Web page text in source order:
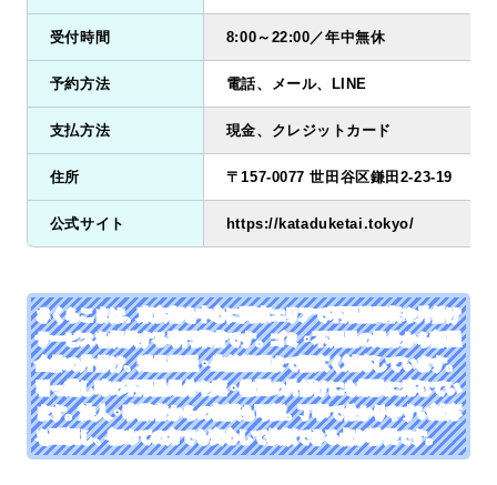
受付時間 8:00～22:00／年中無休
予約方法 電話、メール、LINE
支払方法 現金、クレジットカード
住所 〒157-0077 世田谷区鎌田2-23-19
公式サイト https://kataduketai.tokyo/
さくらこまは、東京都を中心に関東エリアで不用品回収や片付け
サービスを提供する専門業者です。ゴミ・不用品の処分から部屋
全体の片付け、遺品整理・生前整理まで幅広く対応しています。
引っ越し時の不用品処分や庭・物置の片付けにも柔軟に応じてい
ます。法人・事業者からの相談も可能。丁寧で分かりやすい対応
を重視し、初めての方でも安心して依頼できる点が特長です。